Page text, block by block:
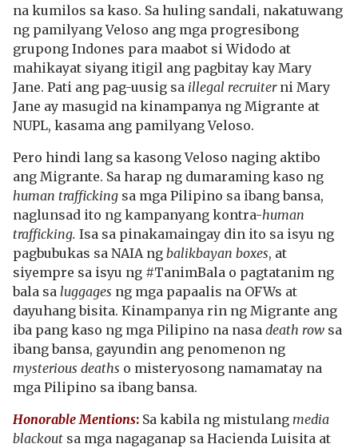
na kumilos sa kaso. Sa huling sandali, nakatuwang
ng pamilyang Veloso ang mga progresibong
grupong Indones para maabot si Widodo at
mahikayat siyang itigil ang pagbitay kay Mary
Jane. Pati ang pag-uusig sa illegal recruiterni Mary
Jane ay masugid na kinampanya ng Migrante at
NUPL, kasama ang pamilyang Veloso.
Pero hindi lang sa kasong Veloso naging aktibo
ang Migrante. Sa harap ng dumaraming kaso ng
human trafficking sa mga Pilipino sa ibang bansa,
naglunsad ito ng kampanyang kontra-human
trafficking. Isa sa pinakamaingay din ito sa isyu ng
pagbubukas sa NAIA ng balikbayan boxes, at
siyempre sa isyu ng #TanimBala o pagtatanim ng
bala sa luggages ng mga papaalis na OFWs at
dayuhang bisita. Kinampanya rin ng Migrante ang
iba pang kaso ng mga Pilipino na nasa death row sa
ibang bansa, gayundin ang penomenon ng
mysterious deaths o misteryosong namamatay na
mga Pilipino sa ibang bansa.
Honorable Mentions: Sa kabila ng mistulang media
blackout sa mga nagaganap sa Hacienda Luisita at